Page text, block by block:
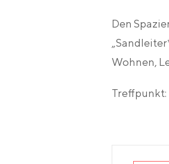
Den
Wohnen,
Treffpunkt: